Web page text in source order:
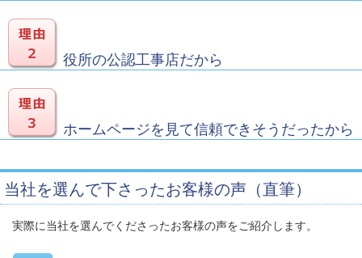
役所の公認工事店だから
ホームページを見て信頼できそうだったから
当社を選んで下さったお客様の声（直筆）
実際に当社を選んでくださったお客様の声をご紹介します。